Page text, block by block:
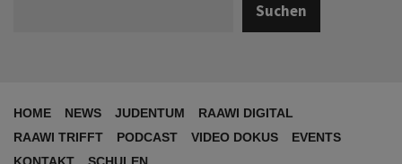
Suchen
HOME NEWS JUDENTUM
RAAWI DIGITAL
RAAWI TRIFFT
PODCAST VIDEO DOKUS
EVENTS
KONTAKT
SCHULEN